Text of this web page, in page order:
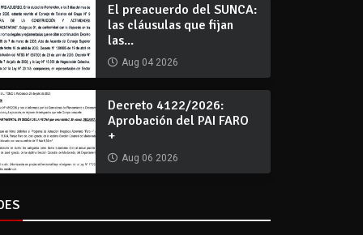
El preacuerdo del SUNCA:
las cláusulas que fijan
las...
Aug 04 2026
Decreto 4122/2026:
Aprobación del PAI FARO
+
Aug 06 2026